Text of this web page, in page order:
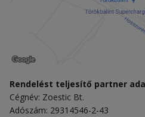
Rendelést teljesítő partner
Cégnév: Zoestic Bt.
Adószám: 29314546-2-43